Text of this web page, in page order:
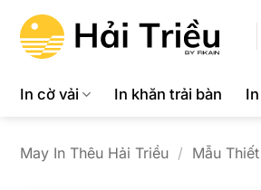
qua
In cờ vải In khăn trải bàn
May In Thêu Hải Triều / Mẫu